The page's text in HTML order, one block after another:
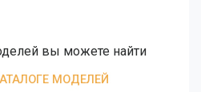
вы можете найти
МОДЕЛЕЙ